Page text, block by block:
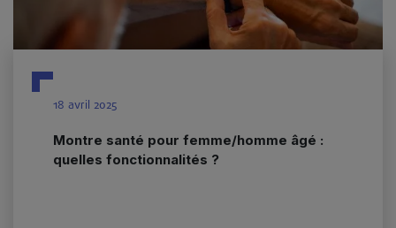
18 avril 2025
Montre santé pour femme/homme âgé :
quelles fonctionnalités ?